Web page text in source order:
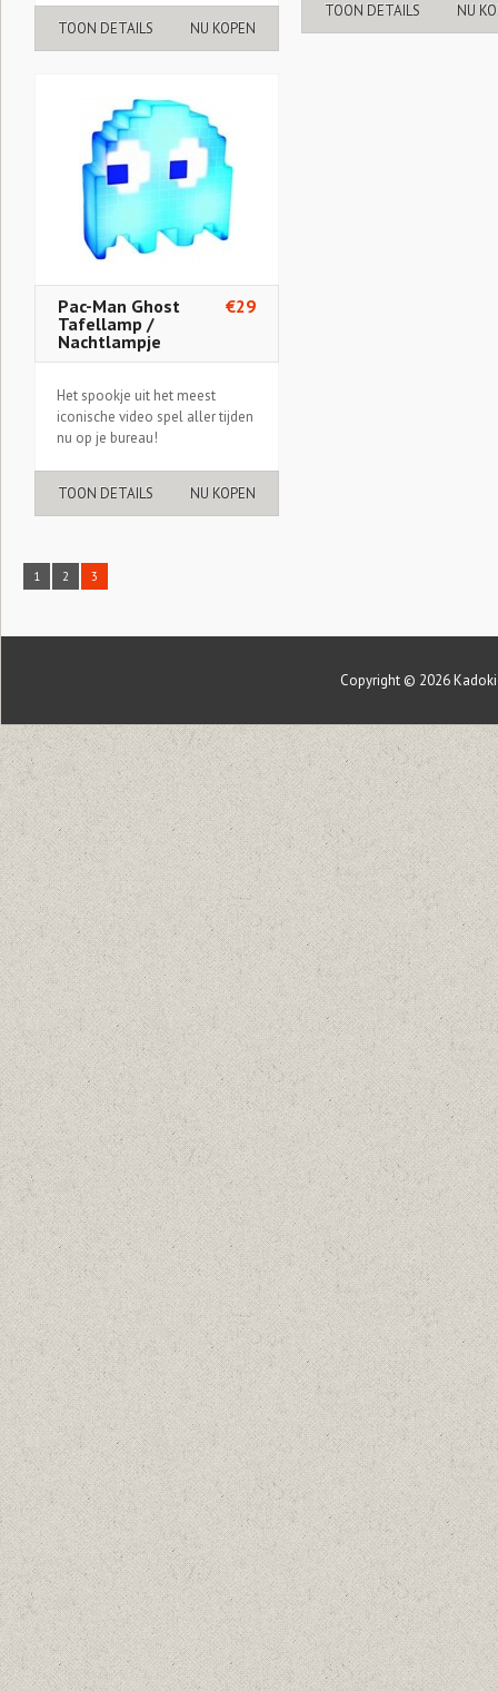
TOON DETAILS NU KOPEN
TOON DETAILS NU
Pac-Man Ghost
Tafellamp /
Nachtlampje
€29
Het spookje uit het meest
iconische video spel aller tijden
nu op je bureau!
TOON DETAILS NU KOPEN
1 2 3
Copyright © 2026